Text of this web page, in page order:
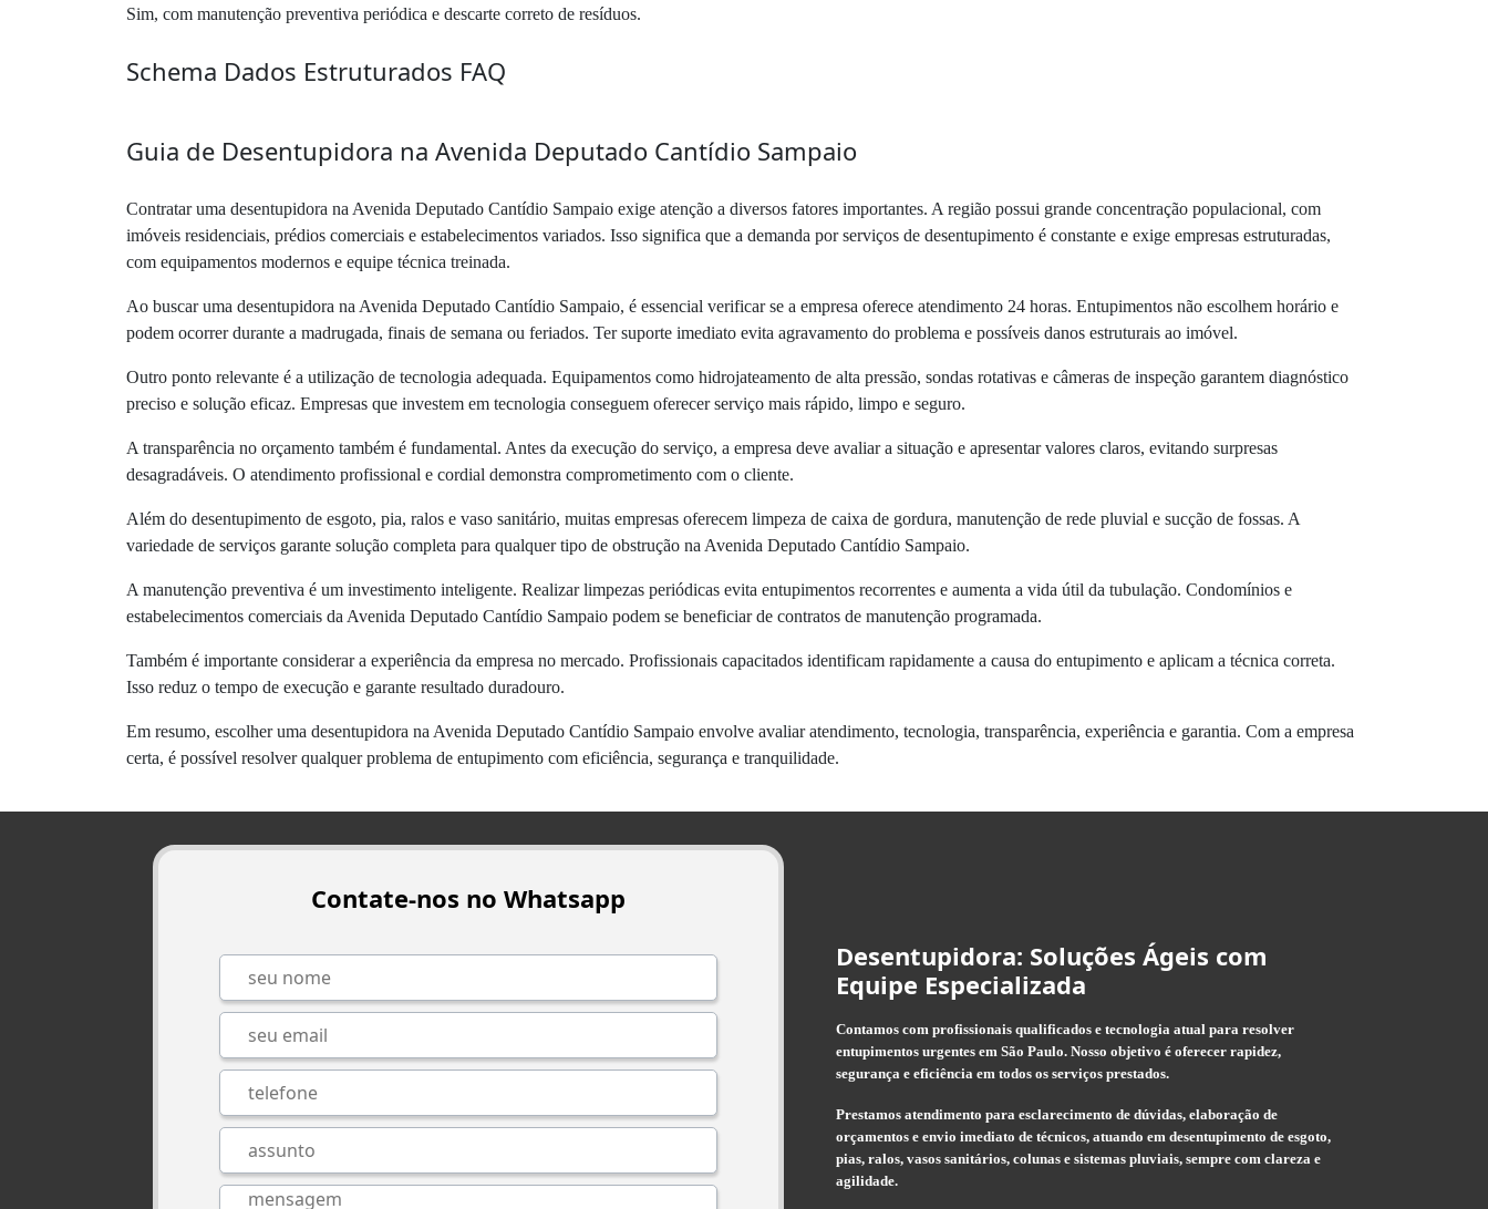
Sim, com manutenção preventiva periódica e descarte correto de resíduos.
Schema Dados Estruturados FAQ
Guia de Desentupidora na Avenida Deputado Cantídio Sampaio
Contratar uma desentupidora na Avenida Deputado Cantídio Sampaio exige atenção a diversos fatores importantes. A região possui grande concentração populacional, com
imóveis residenciais, prédios comerciais e estabelecimentos variados. Isso significa que a demanda por serviços de desentupimento é constante e exige empresas estruturadas,
com equipamentos modernos e equipe técnica treinada.
Ao buscar uma desentupidora na Avenida Deputado Cantídio Sampaio, é essencial verificar se a empresa oferece atendimento 24 horas. Entupimentos não escolhem horário e
podem ocorrer durante a madrugada, finais de semana ou feriados. Ter suporte imediato evita agravamento do problema e possíveis danos estruturais ao imóvel.
Outro ponto relevante é a utilização de tecnologia adequada. Equipamentos como hidrojateamento de alta pressão, sondas rotativas e câmeras de inspeção garantem diagnóstico
preciso e solução eficaz. Empresas que investem em tecnologia conseguem oferecer serviço mais rápido, limpo e seguro.
A transparência no orçamento também é fundamental. Antes da execução do serviço, a empresa deve avaliar a situação e apresentar valores claros, evitando surpresas
desagradáveis. O atendimento profissional e cordial demonstra comprometimento com o cliente.
Além do desentupimento de esgoto, pia, ralos e vaso sanitário, muitas empresas oferecem limpeza de caixa de gordura, manutenção de rede pluvial e sucção de fossas. A
variedade de serviços garante solução completa para qualquer tipo de obstrução na Avenida Deputado Cantídio Sampaio.
A manutenção preventiva é um investimento inteligente. Realizar limpezas periódicas evita entupimentos recorrentes e aumenta a vida útil da tubulação. Condomínios e
estabelecimentos comerciais da Avenida Deputado Cantídio Sampaio podem se beneficiar de contratos de manutenção programada.
Também é importante considerar a experiência da empresa no mercado. Profissionais capacitados identificam rapidamente a causa do entupimento e aplicam a técnica correta.
Isso reduz o tempo de execução e garante resultado duradouro.
Em resumo, escolher uma desentupidora na Avenida Deputado Cantídio Sampaio envolve avaliar atendimento, tecnologia, transparência, experiência e garantia. Com a empresa
certa, é possível resolver qualquer problema de entupimento com eficiência, segurança e tranquilidade.
Desentupidora: Soluções Ágeis com
Equipe Especializada
Contamos com profissionais qualificados e tecnologia atual para resolver
entupimentos urgentes em São Paulo. Nosso objetivo é oferecer rapidez,
segurança e eficiência em todos os serviços prestados.
Prestamos atendimento para esclarecimento de dúvidas, elaboração de
orçamentos e envio imediato de técnicos, atuando em desentupimento de esgoto,
pias, ralos, vasos sanitários, colunas e sistemas pluviais, sempre com clareza e
agilidade.
Contate-nos no Whatsapp